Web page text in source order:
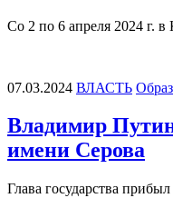
Со 2 по 6 апреля 2024 г.
07.03.2024 ВЛАСТЬ
Владимир
имени Серова
Глава государства